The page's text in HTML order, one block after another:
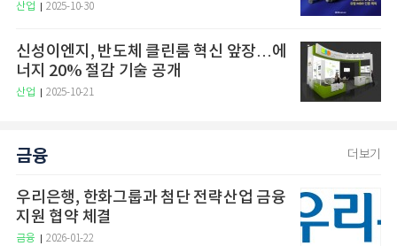
산업 2025-10-30
신성이엔지, 반도체 클린룸 혁신 앞장…에
너지 20% 절감 기술 공개
산업 2025-10-21
금융 더보기
우리은행, 한화그룹과 첨단 전략산업 금융
지원 협약 체결
금융 2026-01-22